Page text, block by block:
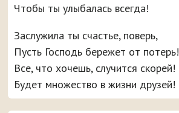
Чтобы ты улыбалась всегда!
Заслужила ты счастье, поверь,
Пусть Господь бережет от потерь!
Все, что хочешь, случится скорей!
Будет множество в жизни друзей!